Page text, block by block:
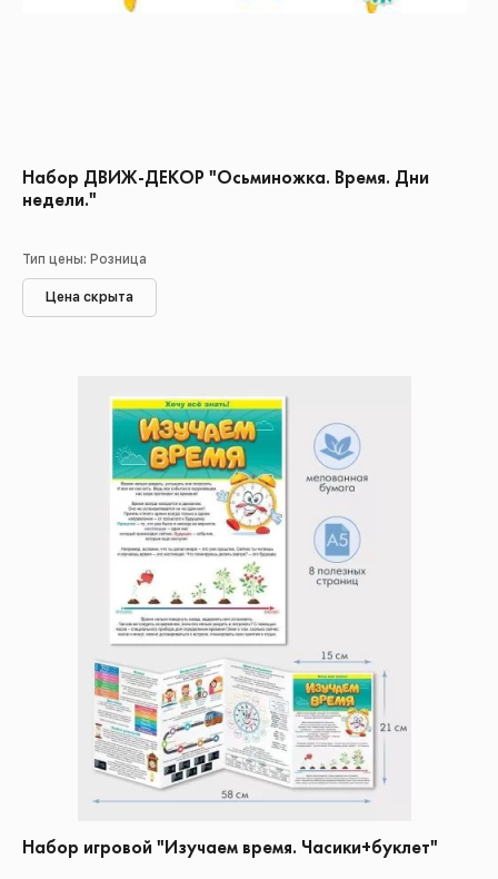
Набор ДВИЖ-ДЕКОР "Осьминожка. Время. Дни
недели."
Тип цены: Розница
Цена скрыта
Набор игровой "Изучаем время. Часики+буклет"